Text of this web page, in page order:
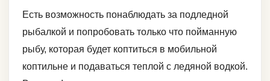
Есть возможность понаблюдать за подледной
рыбалкой и попробовать только что пойманную
рыбу, которая будет коптиться в мобильной
коптильне и подаваться теплой с ледяной водкой.